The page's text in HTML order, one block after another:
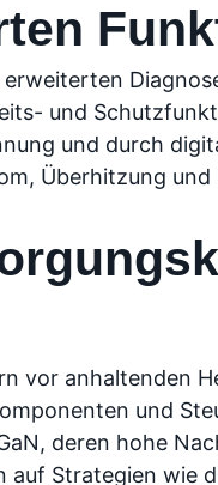
und
und durch
Überhitzung
anhaltenden
und
deren hohe
Strategien wie